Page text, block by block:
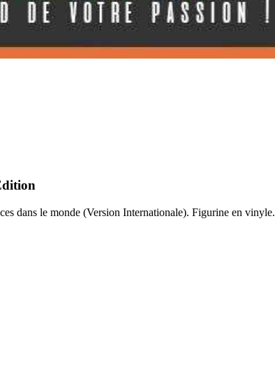
dans le monde (Version Internationale). Figurine en vinyle.